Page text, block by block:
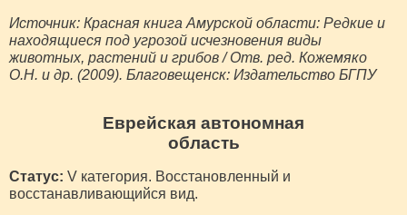
Источник: Красная книга Амурской области: Редкие и
находящиеся под угрозой исчезновения виды
животных, растений и грибов / Отв. ред. Кожемяко
О.Н. и др. (2009). Благовещенск: Издательство БГПУ
Еврейская автономная
область
Статус: V категория. Восстановленный и
восстанавливающийся вид.